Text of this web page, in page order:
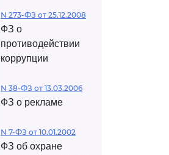
N 273-ФЗ от 25.12.2008
ФЗ о
противодействии
коррупции
N 38-ФЗ от 13.03.2006
ФЗ о рекламе
N 7-ФЗ от 10.01.2002
ФЗ об охране